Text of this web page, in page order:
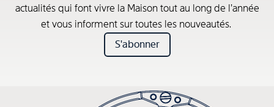
actualités qui font vivre la Maison tout au long de l’année
et vous informent sur toutes les nouveautés.
S'abonner